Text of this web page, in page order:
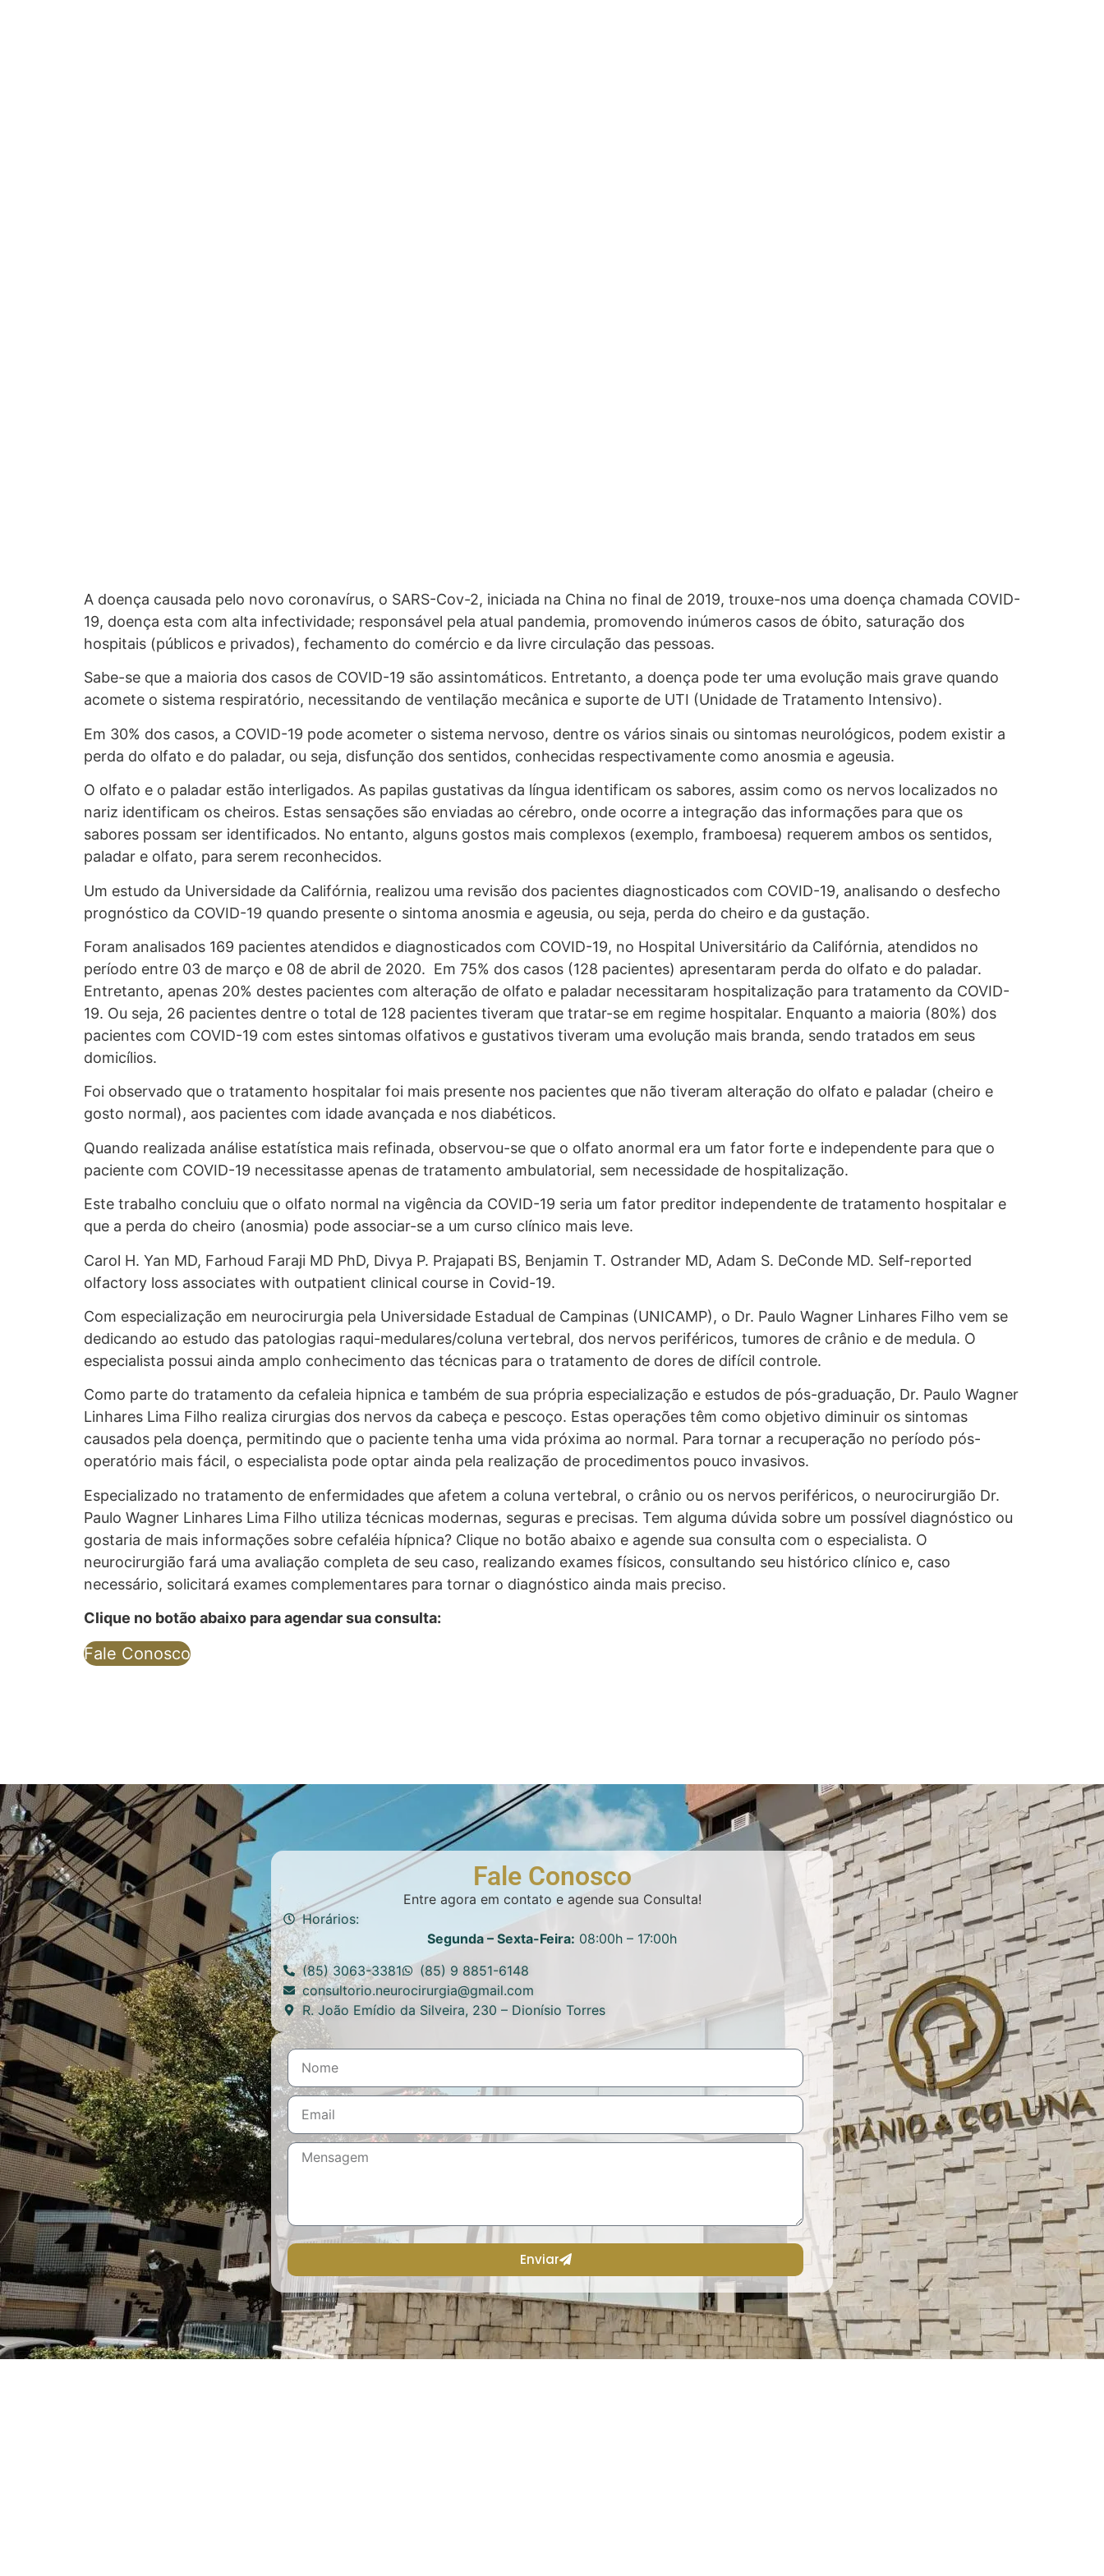
A doença causada pelo novo coronavírus, o SARS-Cov-2, iniciada na China no final de 2019, trouxe-nos uma doença chamada COVID-
19, doença esta com alta infectividade; responsável pela atual pandemia, promovendo inúmeros casos de óbito, saturação dos
hospitais (públicos e privados), fechamento do comércio e da livre circulação das pessoas.
Sabe-se que a maioria dos casos de COVID-19 são assintomáticos. Entretanto, a doença pode ter uma evolução mais grave quando
acomete o sistema respiratório, necessitando de ventilação mecânica e suporte de UTI (Unidade de Tratamento Intensivo).
Em 30% dos casos, a COVID-19 pode acometer o sistema nervoso, dentre os vários sinais ou sintomas neurológicos, podem existir a
perda do olfato e do paladar, ou seja, disfunção dos sentidos, conhecidas respectivamente como anosmia e ageusia.
O olfato e o paladar estão interligados. As papilas gustativas da língua identificam os sabores, assim como os nervos localizados no
nariz identificam os cheiros. Estas sensações são enviadas ao cérebro, onde ocorre a integração das informações para que os
sabores possam ser identificados. No entanto, alguns gostos mais complexos (exemplo, framboesa) requerem ambos os sentidos,
paladar e olfato, para serem reconhecidos.
Um estudo da Universidade da Califórnia, realizou uma revisão dos pacientes diagnosticados com COVID-19, analisando o desfecho
prognóstico da COVID-19 quando presente o sintoma anosmia e ageusia, ou seja, perda do cheiro e da gustação.
Foram analisados 169 pacientes atendidos e diagnosticados com COVID-19, no Hospital Universitário da Califórnia, atendidos no
período entre 03 de março e 08 de abril de 2020. Em 75% dos casos (128 pacientes) apresentaram perda do olfato e do paladar.
Entretanto, apenas 20% destes pacientes com alteração de olfato e paladar necessitaram hospitalização para tratamento da COVID-
19. Ou seja, 26 pacientes dentre o total de 128 pacientes tiveram que tratar-se em regime hospitalar. Enquanto a maioria (80%) dos
pacientes com COVID-19 com estes sintomas olfativos e gustativos tiveram uma evolução mais branda, sendo tratados em seus
domicílios.
Foi observado que o tratamento hospitalar foi mais presente nos pacientes que não tiveram alteração do olfato e paladar (cheiro e
gosto normal), aos pacientes com idade avançada e nos diabéticos.
Quando realizada análise estatística mais refinada, observou-se que o olfato anormal era um fator forte e independente para que o
paciente com COVID-19 necessitasse apenas de tratamento ambulatorial, sem necessidade de hospitalização.
Este trabalho concluiu que o olfato normal na vigência da COVID-19 seria um fator preditor independente de tratamento hospitalar e
que a perda do cheiro (anosmia) pode associar-se a um curso clínico mais leve.
Carol H. Yan MD, Farhoud Faraji MD PhD, Divya P. Prajapati BS, Benjamin T. Ostrander MD, Adam S. DeConde MD. Self-reported
olfactory loss associates with outpatient clinical course in Covid-19.
Com especialização em neurocirurgia pela Universidade Estadual de Campinas (UNICAMP), o Dr. Paulo Wagner Linhares Filho vem se
dedicando ao estudo das patologias raqui-medulares/coluna vertebral, dos nervos periféricos, tumores de crânio e de medula. O
especialista possui ainda amplo conhecimento das técnicas para o tratamento de dores de difícil controle.
Como parte do tratamento da cefaleia hipnica e também de sua própria especialização e estudos de pós-graduação, Dr. Paulo Wagner
Linhares Lima Filho realiza cirurgias dos nervos da cabeça e pescoço. Estas operações têm como objetivo diminuir os sintomas
causados pela doença, permitindo que o paciente tenha uma vida próxima ao normal. Para tornar a recuperação no período pós-
operatório mais fácil, o especialista pode optar ainda pela realização de procedimentos pouco invasivos.
Especializado no tratamento de enfermidades que afetem a coluna vertebral, o crânio ou os nervos periféricos, o neurocirurgião Dr.
Paulo Wagner Linhares Lima Filho utiliza técnicas modernas, seguras e precisas. Tem alguma dúvida sobre um possível diagnóstico ou
gostaria de mais informações sobre cefaléia hípnica? Clique no botão abaixo e agende sua consulta com o especialista. O
neurocirurgião fará uma avaliação completa de seu caso, realizando exames físicos, consultando seu histórico clínico e, caso
necessário, solicitará exames complementares para tornar o diagnóstico ainda mais preciso.
Clique no botão abaixo para agendar sua consulta:
Fale Conosco
Fale Conosco
Entre agora em contato e agende sua Consulta!
Horários:
Segunda – Sexta-Feira: 08:00h – 17:00h
(85) 3063-3381
(85) 9 8851-6148
consultorio.neurocirurgia@gmail.com
R. João Emídio da Silveira, 230 – Dionísio Torres
Enviar